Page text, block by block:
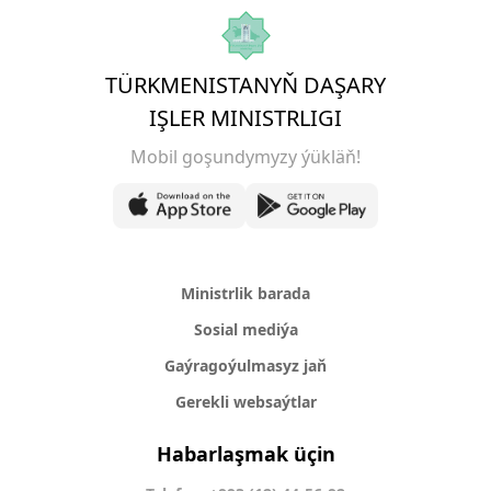
TÜRKMENISTANYŇ DAŞARY
IŞLER MINISTRLIGI
Mobil goşundymyzy ýükläň!
Ministrlik barada
Sosial mediýa
Gaýragoýulmasyz jaň
Gerekli websaýtlar
Habarlaşmak üçin